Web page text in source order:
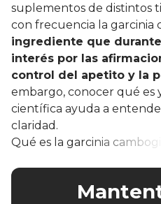
suplementos de distintos
con frecuencia la garcinia
ingrediente que
interés por las
control del apetito y la
embargo, conocer qué es
científica ayuda a
claridad.
Qué es la garcinia cambogia